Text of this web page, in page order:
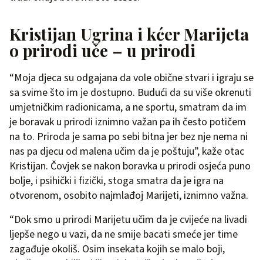
Kristijan Ugrina i kćer Marijeta
o prirodi uče – u prirodi
“Moja djeca su odgajana da vole obične stvari i igraju se
sa svime što im je dostupno. Budući da su više okrenuti
umjetničkim radionicama, a ne sportu, smatram da im
je boravak u prirodi iznimno važan pa ih često potičem
na to. Priroda je sama po sebi bitna jer bez nje nema ni
nas pa djecu od malena učim da je poštuju”, kaže otac
Kristijan. Čovjek se nakon boravka u prirodi osjeća puno
bolje, i psihički i fizički, stoga smatra da je igra na
otvorenom, osobito najmlađoj Marijeti, iznimno važna.
“Dok smo u prirodi Marijetu učim da je cvijeće na livadi
ljepše nego u vazi, da ne smije bacati smeće jer time
zagađuje okoliš. Osim insekata kojih se malo boji,